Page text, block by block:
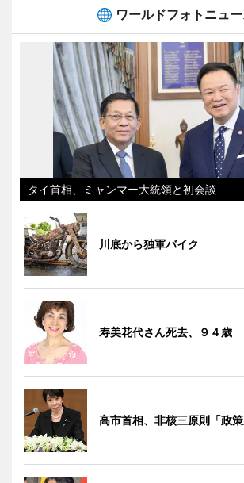
ワールドフォトニュ
タイ首相、ミャンマー大統領と初会談
川底から独軍バイク
寿美花代さん死去、９４歳
高市首相、非核三原則「政策